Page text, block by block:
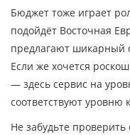
Бюджет тоже играет
подойдёт Восточная
предлагают шикарный
Если же хочется
— здесь сервис на
соответствуют уровню
Не забудьте